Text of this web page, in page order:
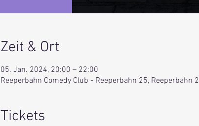
Zeit & Ort
05. Jan. 2024, 20:00 – 22:00
Reeperbahn Comedy Club - Reeperbahn 25, Reeperbahn
Tickets